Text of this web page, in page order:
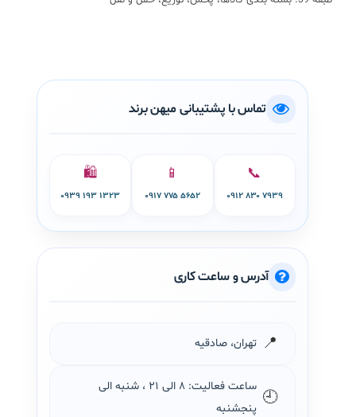
تماس با پشتیبانی میهن برند
📞
۰۹۱۲ ۸۳۰ ۷۹۳۹
📱
۰۹۱۷ ۷۷۵ ۵۶۵۲
🛍️
۰۹۳۹ ۱۹۳ ۱۳۲۳
آدرس و ساعت کاری
📍 تهران، صادقیه
🕘
ساعت فعالیت: ۸ الی ۲۱ ، شنبه الی
پنجشنبه